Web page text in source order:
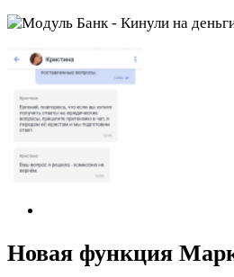
Новая функция